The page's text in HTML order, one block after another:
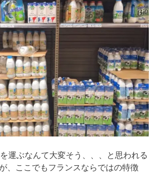
運ぶなんて大変そう、、、と思われる
、ここでもフランスならではの特徴